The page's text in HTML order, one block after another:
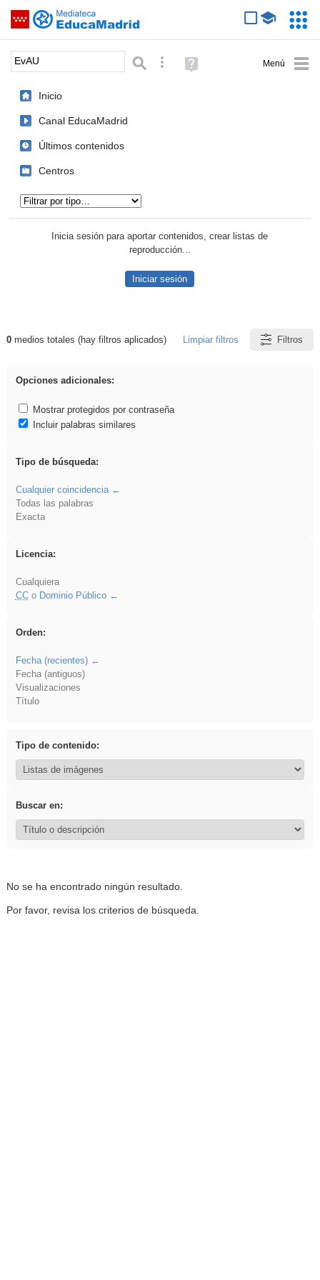
Saltar navegación
Palabra o frase: Búsqueda avanzada
Ayuda
(en
Inicio
Canal EducaMadrid
Últimos contenidos
Centros
Inicia sesión para aportar contenidos, crear listas de
reproducción...
Iniciar sesión
Resultados de: EvAU
0medios totales (hay filtros aplicados) Limpiar filtros Filtros
Opciones adicionales:
Mostrar protegidos por contraseña
Incluir palabras similares
Tipo de búsqueda:
Cualquier coincidencia
Todas las palabras
Exacta
Licencia:
Cualquiera
CCo Dominio Público
Orden:
Fecha (recientes)
Fecha (antiguos)
Visualizaciones
Título
Tipo de contenido:
Buscar en:
No se ha encontrado ningún resultado.
Por favor, revisa los criterios de búsqueda.